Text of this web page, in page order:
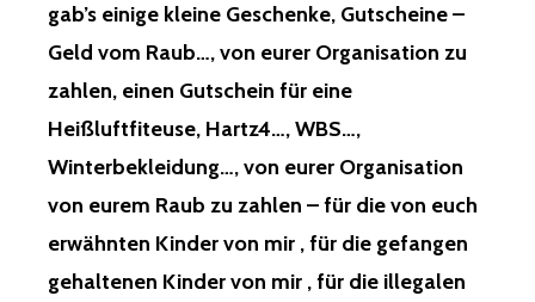
DICTATORSHIP,
NEW
LOST
ALL
RANKS,
AND
gab’s einige kleine Geschenke, Gutscheine –
Geld vom Raub…, von eurer Organisation zu
zahlen, einen Gutschein für eine
Heißluftfiteuse, Hartz4…, WBS…,
Winterbekleidung…, von eurer Organisation
von eurem Raub zu zahlen – für die von euch
erwähnten Kinder von mir , für die gefangen
gehaltenen Kinder von mir , für die illegalen